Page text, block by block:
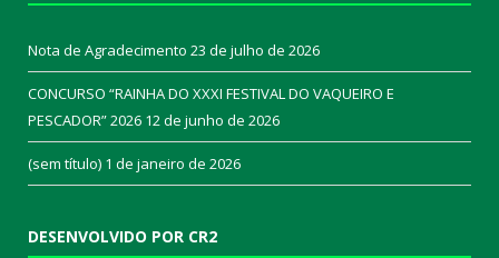
Nota de Agradecimento 23 de julho de 2026
CONCURSO “RAINHA DO XXXI FESTIVAL DO VAQUEIRO E
PESCADOR” 2026 12 de junho de 2026
(sem título) 1 de janeiro de 2026
DESENVOLVIDO POR CR2